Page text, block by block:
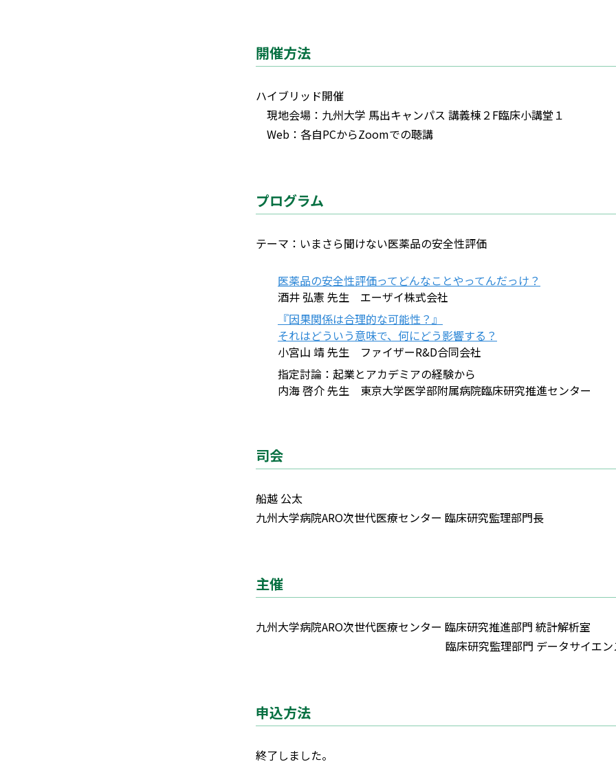
開催方法
ハイブリッド開催
現地会場：九州大学 馬出キャンパス 講義棟２F臨床小講堂１
Web：各自PCからZoomでの聴講
プログラム
テーマ：いまさら聞けない医薬品の安全性評価
医薬品の安全性評価ってどんなことやってんだっけ？
酒井 弘憲 先生 エーザイ株式会社
『因果関係は合理的な可能性？』
それはどういう意味で、何にどう影響する？
小宮山 靖 先生 ファイザーR&D合同会社
指定討論：起業とアカデミアの経験から
内海 啓介 先生 東京大学医学部附属病院臨床研究推進センター
司会
船越 公太
九州大学病院ARO次世代医療センター 臨床研究監理部門長
主催
九州大学病院ARO次世代医療センター 臨床研究推進部門 統計解析室
臨床研究監理部門 データサイエン
申込方法
終了しました。